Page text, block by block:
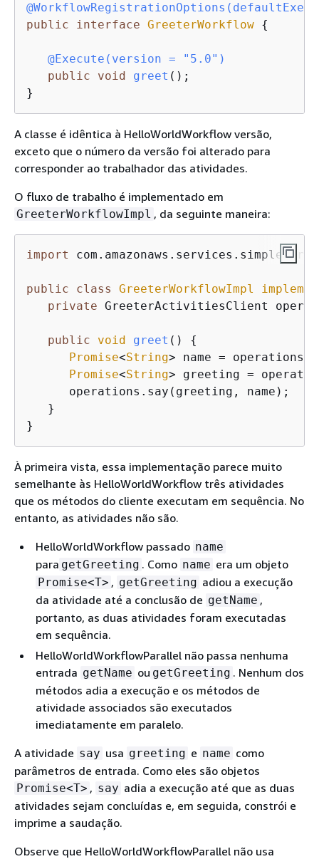
public
interface GreeterWorkflow {
@Execute(version = "5.0")
public
void greet () ;
}
A classe é idêntica à HelloWorldWorkflow versão,
exceto que o número da versão foi alterado para
corresponder ao trabalhador das atividades.
O fluxo de trabalho é implementado em
GreeterWorkflowImpl , da seguinte maneira:
import
public class GreeterWorkflowImpl
private GreeterActivitiesClient
public void greet ( )
{
Promise<String> name =
Promise<String> greeting =
      operations.say(greeting, name);
   }
}
À primeira vista, essa implementação parece muito
semelhante às HelloWorldWorkflow três atividades
que os métodos do cliente executam em sequência. No
entanto, as atividades não são.
HelloWorldWorkflow passado name
para getGreeting . Como name era um objeto
Promise<T> , getGreeting adiou a execução
da atividade até a conclusão de getName ,
portanto, as duas atividades foram executadas
em sequência.
HelloWorldWorkflowParallel não passa nenhuma
entrada getName ou getGreeting . Nenhum dos
métodos adia a execução e os métodos de
atividade associados são executados
imediatamente em paralelo.
A atividade say usa greeting e name como
parâmetros de entrada. Como eles são objetos
Promise<T> , say adia a execução até que as duas
atividades sejam concluídas e, em seguida, constrói e
imprime a saudação.
Observe que HelloWorldWorkflowParallel não usa